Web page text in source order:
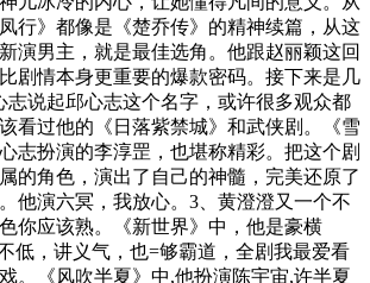
行》都像是《楚乔传》的精神续篇，从这
演男主，就是最佳选角。他跟赵丽颖这回
剧情本身更重要的爆款密码。接下来是几
志说起邱心志这个名字，或许很多观众都
看过他的《日落紫禁城》和武侠剧。《雪
志扮演的李淳罡，也堪称精彩。把这个剧
的角色，演出了自己的神髓，完美还原了
他演六冥，我放心。3、黄澄澄又一个不
你应该熟。《新世界》中，他是豪横
低，讲义气，也=够霸道，全剧我最爱看
。《风吹半夏》中,他扮演陈宇宙,许半夏